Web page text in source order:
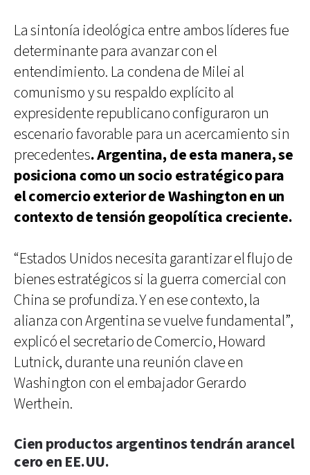
La sintonía ideológica entre ambos líderes fue
determinante para avanzar con el
entendimiento. La condena de Milei al
comunismo y su respaldo explícito al
expresidente republicano configuraron un
escenario favorable para un acercamiento sin
precedentes. Argentina, de esta manera, se
posiciona como un socio estratégico para
el comercio exterior de Washington en un
contexto de tensión geopolítica creciente.
“Estados Unidos necesita garantizar el flujo de
bienes estratégicos si la guerra comercial con
China se profundiza. Y en ese contexto, la
alianza con Argentina se vuelve fundamental”,
explicó el secretario de Comercio, Howard
Lutnick, durante una reunión clave en
Washington con el embajador Gerardo
Werthein.
Cien productos argentinos tendrán arancel
cero en EE.UU.